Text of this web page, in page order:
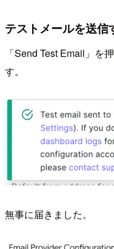
テストメールを送信
「Send Test Email」を
す。
無事に届きました。